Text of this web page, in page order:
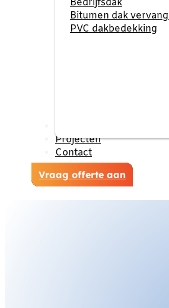
Bedrijfsdak
Bitumen dak
PVC dakbedekking
Projecten
Contact
Vraag offerte aan